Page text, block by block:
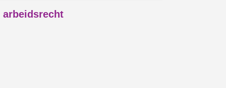
arbeidsrecht